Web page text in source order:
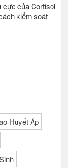
cực của Cortisol
kiểm soát
Huyết Áp